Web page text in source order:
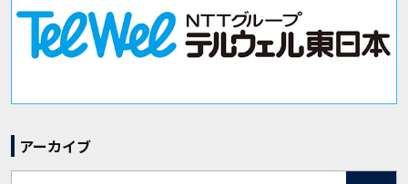
アーカイブ